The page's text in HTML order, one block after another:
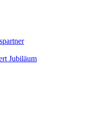
Jubiläum